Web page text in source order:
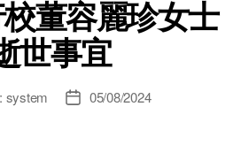
董容麗珍女士
世事宜
system 05/08/2024